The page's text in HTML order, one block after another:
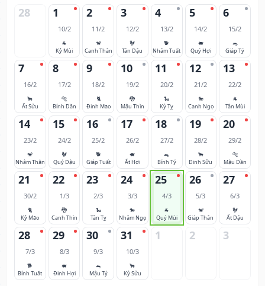
28 1
10/2
🐐
Kỷ Mùi
2
11/2
🐒
Canh Thân
3
12/2
🐓
Tân Dậu
4
13/2
🐕
Nhâm Tuất
5
14/2
🐖
Quý Hợi
6
15/2
🐀
Giáp Tý
7
16/2
🐂
Ất Sửu
8
17/2
🐅
Bính Dần
9
18/2
🐈
Đinh Mão
10
19/2
🐉
Mậu Thìn
11
20/2
🐍
Kỷ Tỵ
12
21/2
🐎
Canh Ngọ
13
22/2
🐐
Tân Mùi
14
23/2
🐒
Nhâm Thân
15
24/2
🐓
Quý Dậu
16
25/2
🐕
Giáp Tuất
17
26/2
🐖
Ất Hợi
18
27/2
🐀
Bính Tý
19
28/2
🐂
Đinh Sửu
20
29/2
🐅
Mậu Dần
21
30/2
🐈
Kỷ Mão
22
1/3
🐉
Canh Thìn
23
2/3
🐍
Tân Tỵ
24
3/3
🐎
Nhâm Ngọ
25
4/3
🐐
Quý Mùi
26
5/3
🐒
Giáp Thân
27
6/3
🐓
Ất Dậu
28
7/3
🐕
Bính Tuất
29
8/3
🐖
Đinh Hợi
30
9/3
🐀
Mậu Tý
31
10/3
🐂
Kỷ Sửu
1 2 3